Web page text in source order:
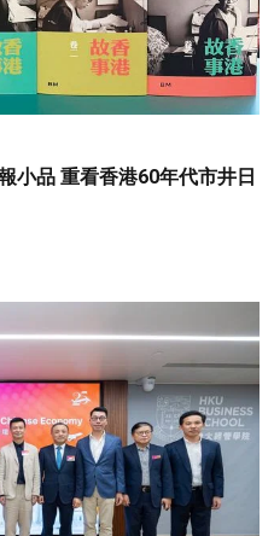
小品 重看香港60年代市井日